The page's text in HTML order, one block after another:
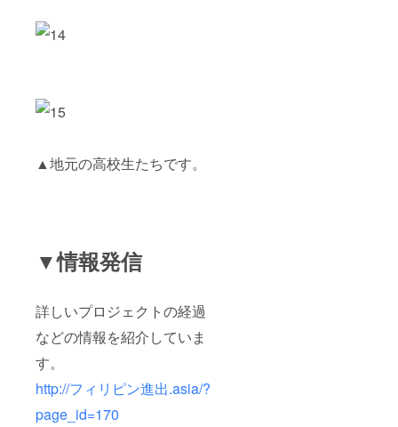
▲地元の高校生たちです。
▼情報発信
詳しいプロジェクトの経過
などの情報を紹介していま
す。
http://フィリピン進出.asia/?
page_id=170